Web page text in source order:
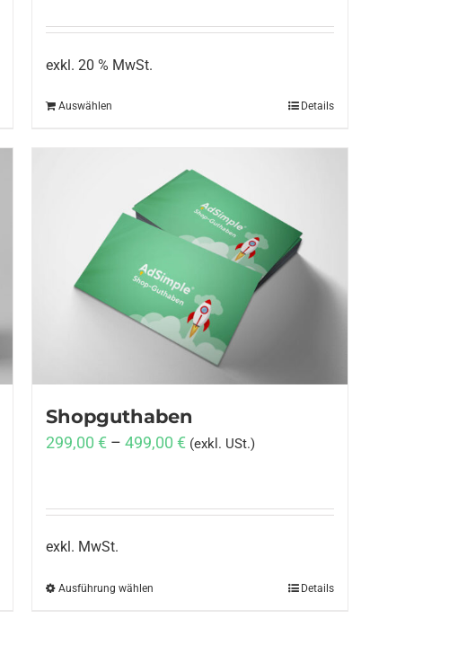
exkl. 20 % MwSt.
Auswählen Details
Shopguthaben
299,00 €– 499,00 € (exkl. USt.)
exkl. MwSt.
Ausführung wählenDieses
Details